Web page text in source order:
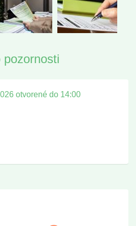
pozornosti
otvorené do 14:00